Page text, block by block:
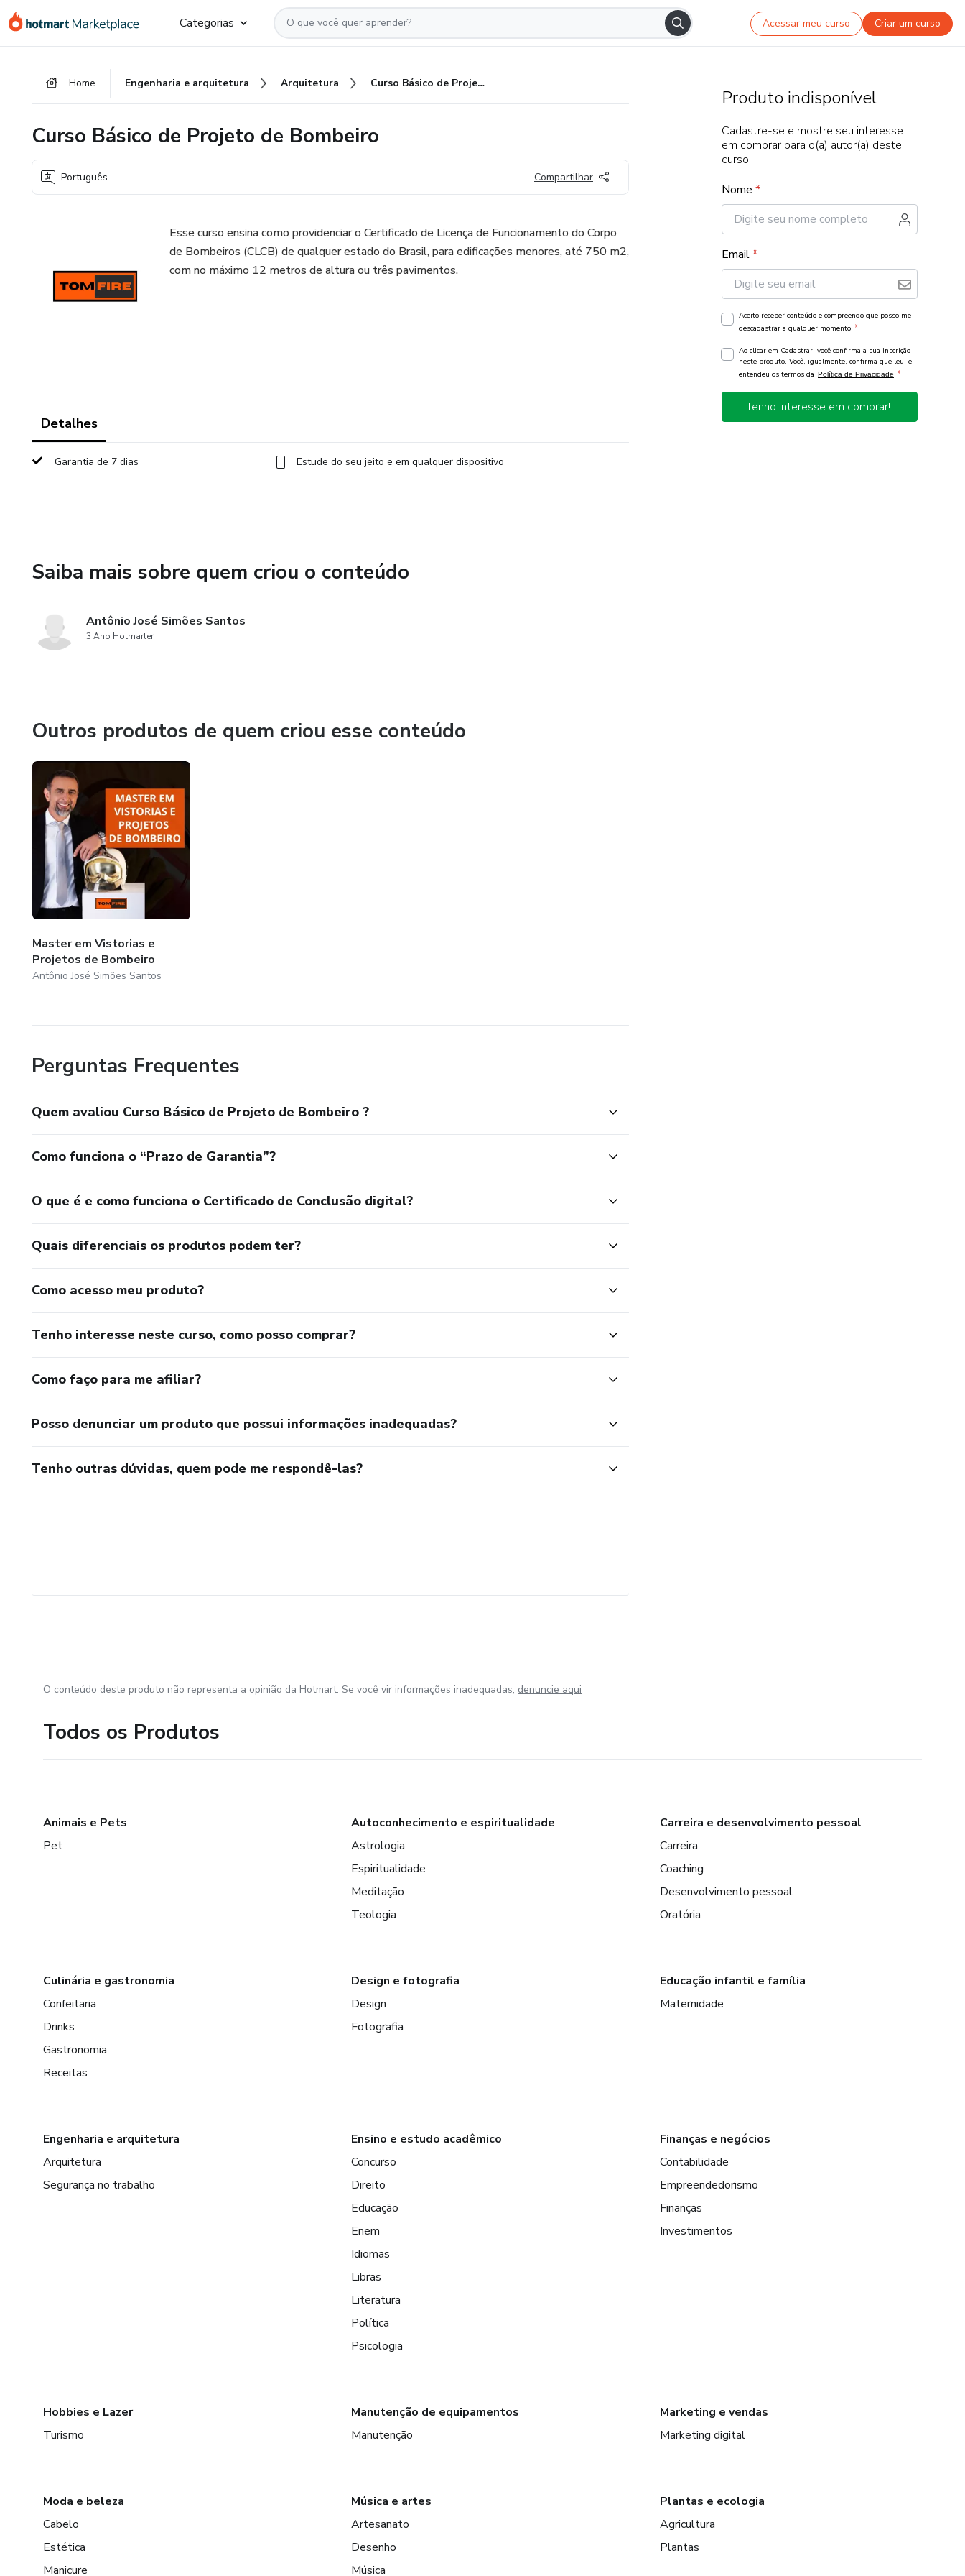
para
para
para
Categorias Acessar meu curso Criar um curso
Home Engenharia e arquitetura Arquitetura Curso Básico de Projeto de Bombeiro
Curso Básico de Projeto de Bombeiro
Português Compartilhar
Esse curso ensina como providenciar o Certificado de Licença de Funcionamento do Corpo
de Bombeiros (CLCB) de qualquer estado do Brasil, para edificações menores, até 750 m2,
com no máximo 12 metros de altura ou três pavimentos.
Detalhes
Garantia de 7 dias Estude do seu jeito e em qualquer dispositivo
Saiba mais sobre quem criou o conteúdo
Antônio José Simões Santos
3 Ano Hotmarter
Outros produtos de quem criou esse conteúdo
Master em Vistorias e
Projetos de Bombeiro
Antônio José Simões Santos
Perguntas Frequentes
Quem avaliou Curso Básico de Projeto de Bombeiro ?
Como funciona o “Prazo de Garantia”?
O que é e como funciona o Certificado de Conclusão digital?
Quais diferenciais os produtos podem ter?
Como acesso meu produto?
Tenho interesse neste curso, como posso comprar?
Como faço para me afiliar?
Posso denunciar um produto que possui informações inadequadas?
Tenho outras dúvidas, quem pode me respondê-las?
Produto indisponível
Cadastre-se e mostre seu interesse
em comprar para o(a) autor(a) deste
curso!
Nome *
Email*
Aceito receber conteúdo e compreendo que posso me
descadastrar a qualquer momento. *
Ao clicar em Cadastrar, você confirma a sua inscrição
neste produto. Você, igualmente, confirma que leu, e
entendeu os termos da Política de Privacidade *
Tenho interesse em comprar!
O conteúdo deste produto não representa a opinião da Hotmart. Se você vir informações inadequadas, denuncie aqui
Todos os Produtos
Animais e Pets
Pet
Autoconhecimento e espiritualidade
Astrologia
Espiritualidade
Meditação
Teologia
Carreira e desenvolvimento pessoal
Carreira
Coaching
Desenvolvimento pessoal
Oratória
Culinária e gastronomia
Confeitaria
Drinks
Gastronomia
Receitas
Design e fotografia
Design
Fotografia
Educação infantil e família
Maternidade
Engenharia e arquitetura
Arquitetura
Segurança no trabalho
Ensino e estudo acadêmico
Concurso
Direito
Educação
Enem
Idiomas
Libras
Literatura
Política
Psicologia
Finanças e negócios
Contabilidade
Empreendedorismo
Finanças
Investimentos
Hobbies e Lazer
Turismo
Manutenção de equipamentos
Manutenção
Marketing e vendas
Marketing digital
Moda e beleza
Cabelo
Estética
Manicure
Música e artes
Artesanato
Desenho
Música
Plantas e ecologia
Agricultura
Plantas